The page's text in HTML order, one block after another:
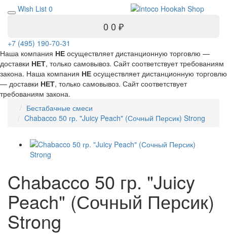
Wish List 0
0 0 ₽
+7 (495) 190-70-31
Наша компания НЕ осуществляет дистанционную торговлю —
доставки НЕТ, только самовывоз. Сайт соответствует требованиям
закона. Наша компания НЕ осуществляет дистанционную торговлю
— доставки НЕТ, только самовывоз. Сайт соответствует
требованиям закона.
Бестабачные смеси
Chabacco 50 гр. "Juicy Peach" (Сочный Персик) Strong
Chabacco 50 гр. "Juicy
Peach" (Сочный Персик)
Strong